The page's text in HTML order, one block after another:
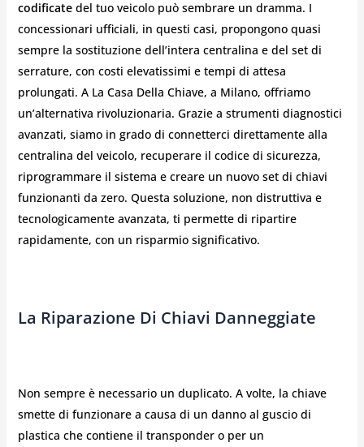
codificatedel tuo veicolo può sembrare un dramma. I
concessionari ufficiali, in questi casi, propongono quasi
sempre la sostituzione dell’intera centralina e del set di
serrature, con costi elevatissimi e tempi di attesa
prolungati. A La Casa Della Chiave, a Milano, offriamo
un’alternativa rivoluzionaria. Grazie a strumenti diagnostici
avanzati, siamo in grado di connetterci direttamente alla
centralina del veicolo, recuperare il codice di sicurezza,
riprogrammare il sistema e creare un nuovo set di chiavi
funzionanti da zero. Questa soluzione, non distruttiva e
tecnologicamente avanzata, ti permette di ripartire
rapidamente, con un risparmio significativo.
La Riparazione Di Chiavi Danneggiate
Non sempre è necessario un duplicato. A volte, la chiave
smette di funzionare a causa di un danno al guscio di
plastica che contiene il transponder o per un